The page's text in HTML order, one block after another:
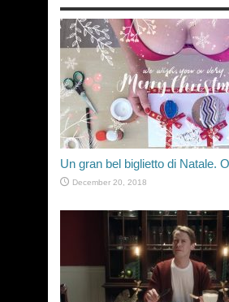
Un gran bel biglietto di Natale.
December 20, 2018